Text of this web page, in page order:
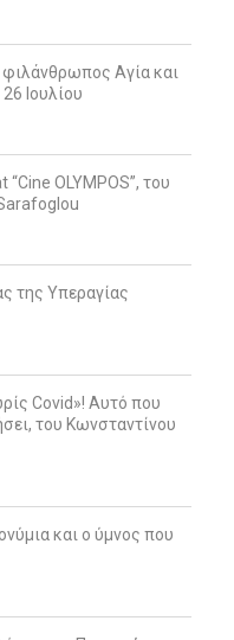
Αγία και
Ιουλίου
OLYMPOS”, του
της Υπεραγίας
Covid»! Αυτό που
του Κωνσταντίνου
και ο ύμνος που